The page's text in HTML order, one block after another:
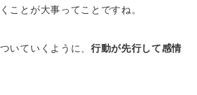
ことが大事ってことですね。
いていくように、 行動が先行して感情